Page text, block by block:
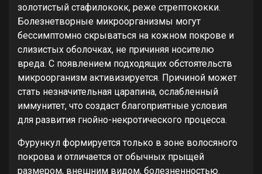
золотистый стафилококк, реже стрептококки.
Болезнетворные микроорганизмы могут
бессимптомно скрываться на кожном покрове и
слизистых оболочках, не причиняя носителю
вреда. С появлением подходящих обстоятельств
микроорганизм активизируется. Причиной может
стать незначительная царапина, ослабленный
иммунитет, что создаст благоприятные условия
для развития гнойно-некротического процесса.
Фурункул формируется только в зоне волосяного
покрова и отличается от обычных прыщей
размером, внешним видом, болезненностью.